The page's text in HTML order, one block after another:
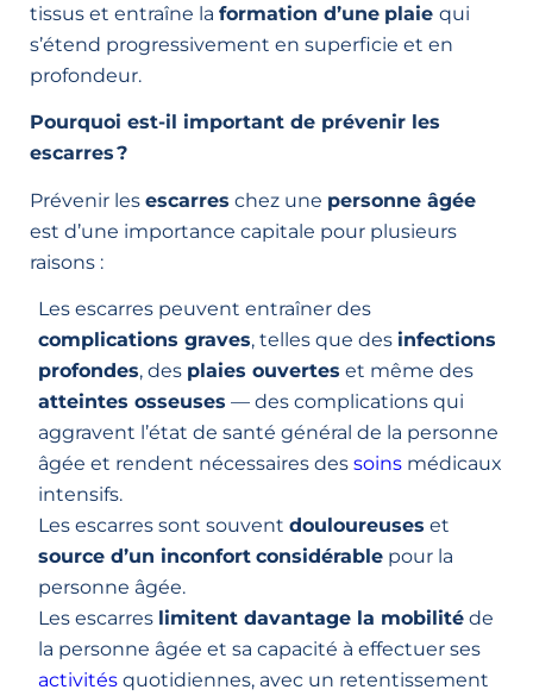
tissus et entraîne la formation d’une plaie qui
s’étend progressivement en superficie et en
profondeur.
Pourquoi est-il important de prévenir les
escarres ?
Prévenir les escarres chez une personne âgée
est d’une importance capitale pour plusieurs
raisons :
Les escarres peuvent entraîner des
complications graves, telles que des infections
profondes, des plaies ouvertes et même des
atteintes osseuses — des complications qui
aggravent l’état de santé général de la personne
âgée et rendent nécessaires des soins médicaux
intensifs.
Les escarres sont souvent douloureuses et
source d’un inconfort considérable pour la
personne âgée.
Les escarres limitent davantage la mobilité de
la personne âgée et sa capacité à effectuer ses
activités quotidiennes, avec un retentissement